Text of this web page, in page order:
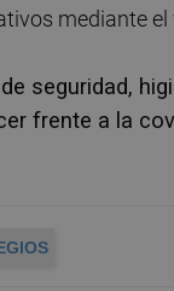
mediante el
seguridad,
frente a la